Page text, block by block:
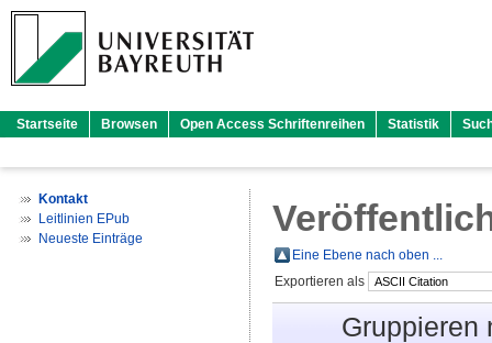
Startseite Browsen Open Access Schriftenreihen Statistik
Kontakt
Leitlinien EPub
Neueste Einträge
Eine Ebene nach oben ...
Exportieren als
Gruppieren